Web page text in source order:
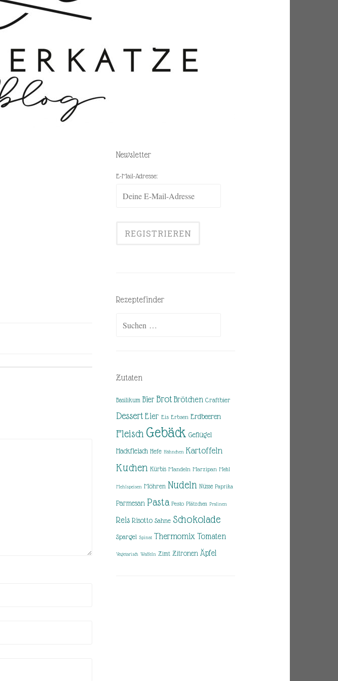
Newsletter
E-Mail-Adresse:
Rezeptefinder
Zutaten
Basilikum Bier Brot Brötchen Craftbier
Dessert Eier Eis Erbsen Erdbeeren
Fleisch Gebäck Geflügel
Hackfleisch Hefe Hähnchen Kartoffeln
Kuchen Kürbis Mandeln Marzipan Mehl
Mehlspeisen Möhren Nudeln Nüsse Paprika
Parmesan Pasta Pesto Plätzchen Pralinen
Reis Risotto Sahne Schokolade
Spargel Spinat Thermomix Tomaten
Vegetarisch Waffeln Zimt Zitronen Äpfel